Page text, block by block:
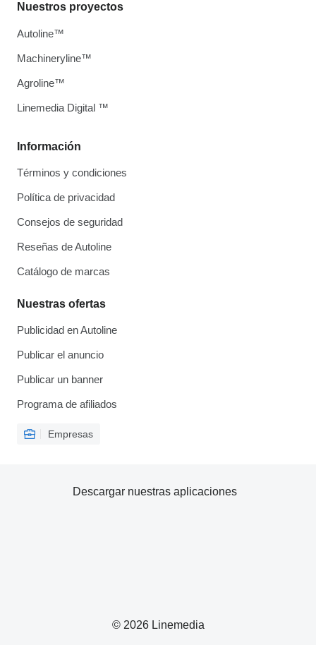
Información
Términos y condiciones
Política de privacidad
Consejos de seguridad
Reseñas de Autoline
Catálogo de marcas
Nuestras ofertas
Publicidad en Autoline
Publicar el anuncio
Publicar un banner
Programa de afiliados
Empresas
Nuestros proyectos
Autoline™
Machineryline™
Agroline™
Linemedia Digital ™
© 2026 Linemedia
Descargar nuestras aplicaciones